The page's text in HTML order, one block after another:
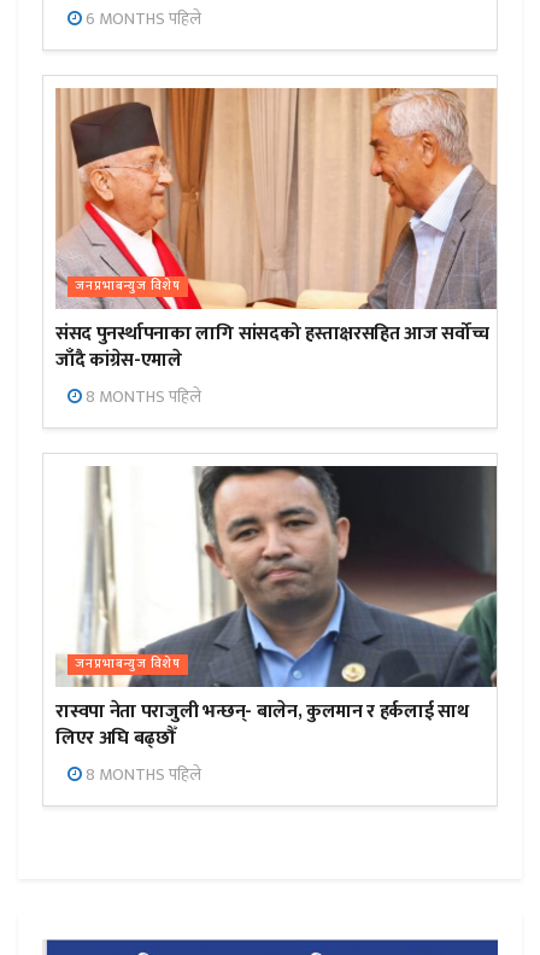
6 MONTHS पहिले
जनप्रभाबन्युज विशेष
संसद पुनर्स्थापनाका लागि सांसदको हस्ताक्षरसहित आज सर्वोच्च
जाँदै कांग्रेस-एमाले
8 MONTHS पहिले
जनप्रभाबन्युज विशेष
रास्वपा नेता पराजुली भन्छन्- बालेन, कुलमान र हर्कलाई साथ
लिएर अघि बढ्छौँ
8 MONTHS पहिले